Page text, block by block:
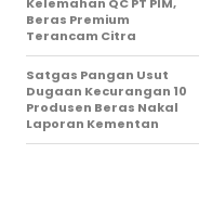
Beras Premium
Terancam Citra
Satgas Pangan Usut
Dugaan Kecurangan 10
Produsen Beras Nakal
Laporan Kementan